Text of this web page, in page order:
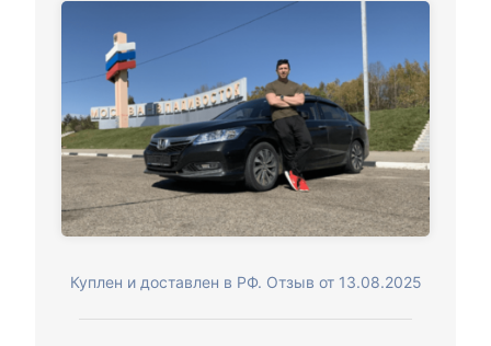
Куплен и доставлен в РФ. Отзыв от 13.08.2025